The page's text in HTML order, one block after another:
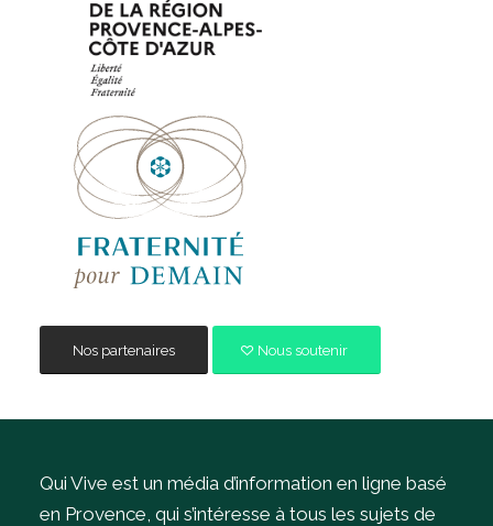
Nos partenaires Nous soutenir
Qui Vive est un média d’information en ligne basé
en Provence, qui s’intéresse à tous les sujets de